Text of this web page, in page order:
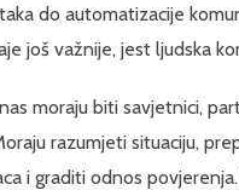
do automatizacije
još važnije, jest ljudska
moraju biti savjetnici,
razumjeti situaciju,
i graditi odnos